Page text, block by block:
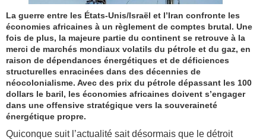
La guerre entre les États-Unis/Israël et l’Iran confronte les
économies africaines à un règlement de comptes brutal. Une
fois de plus, la majeure partie du continent se retrouve à la
merci de marchés mondiaux volatils du pétrole et du gaz, en
raison de dépendances énergétiques et de déficiences
structurelles enracinées dans des décennies de
néocolonialisme. Avec des prix du pétrole dépassant les 100
dollars le baril, les économies africaines doivent s’engager
dans une offensive stratégique vers la souveraineté
énergétique propre.
Quiconque suit l’actualité sait désormais que le détroit